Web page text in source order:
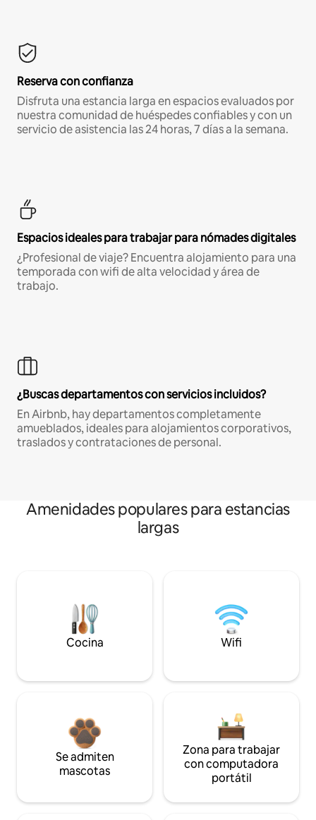
Reserva con confianza
Disfruta una estancia larga en espacios evaluados por
nuestra comunidad de huéspedes confiables y con un
servicio de asistencia las 24 horas, 7 días a la semana.
Espacios ideales para trabajar para nómades digitales
¿Profesional de viaje? Encuentra alojamiento para una
temporada con wifi de alta velocidad y área de
trabajo.
¿Buscas departamentos con servicios incluidos?
En Airbnb, hay departamentos completamente
amueblados, ideales para alojamientos corporativos,
traslados y contrataciones de personal.
Amenidades populares para estancias
largas
Cocina Wifi
Se admiten
mascotas
Zona para trabajar
con computadora
portátil